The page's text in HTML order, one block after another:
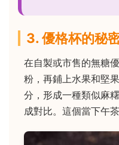
3. 優格杯的秘
在自製或市售的無糖
粉，再鋪上水果和堅
分，形成一種類似麻
成對比。這個當下午